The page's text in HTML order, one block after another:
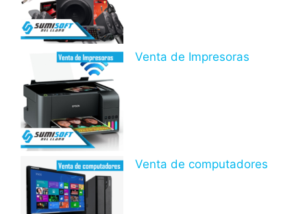
Venta de Impresoras
Venta de computadores